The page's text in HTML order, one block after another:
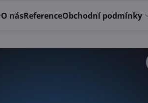
O násReferenceObchodní podmínky